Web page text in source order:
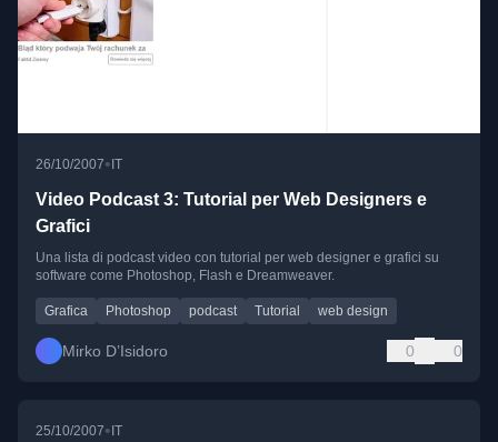
26/10/2007• IT
Video Podcast 3: Tutorial per Web Designers e
Grafici
Una lista di podcast video con tutorial per web designer e grafici su
software come Photoshop, Flash e Dreamweaver.
Grafica Photoshop podcast Tutorial web design
Mirko D’Isidoro 0 0
25/10/2007• IT